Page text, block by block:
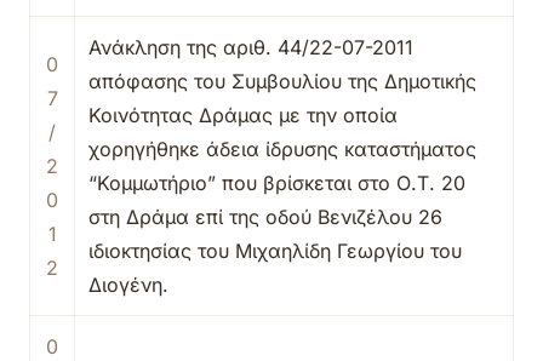
0
7
/
2
0
1
2
Ανάκληση της αριθ. 44/22-07-2011
απόφασης του Συμβουλίου της Δημοτικής
Κοινότητας Δράμας με την οποία
χορηγήθηκε άδεια ίδρυσης καταστήματος
“Κομμωτήριο” που βρίσκεται στο Ο.Τ. 20
στη Δράμα επί της οδού Βενιζέλου 26
ιδιοκτησίας του Μιχαηλίδη Γεωργίου του
Διογένη.
0